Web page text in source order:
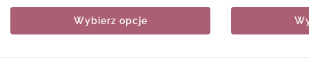
Wybierz opcje